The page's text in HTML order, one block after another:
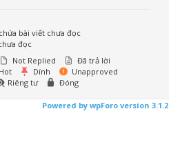
bài viết chưa đọc
đọc
Not Replied
Đã trả lời
Hot Dính
Unapproved
Riêng tư Đóng
Powered by wpForo version 3.1.2